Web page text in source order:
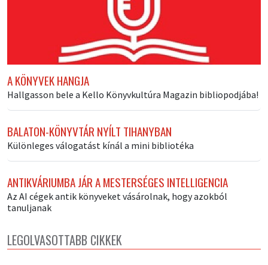
A KÖNYVEK HANGJA
Hallgasson bele a Kello Könyvkultúra Magazin bibliopodjába!
BALATON-KÖNYVTÁR NYÍLT TIHANYBAN
Különleges válogatást kínál a mini bibliotéka
ANTIKVÁRIUMBA JÁR A MESTERSÉGES INTELLIGENCIA
Az AI cégek antik könyveket vásárolnak, hogy azokból
tanuljanak
LEGOLVASOTTABB CIKKEK